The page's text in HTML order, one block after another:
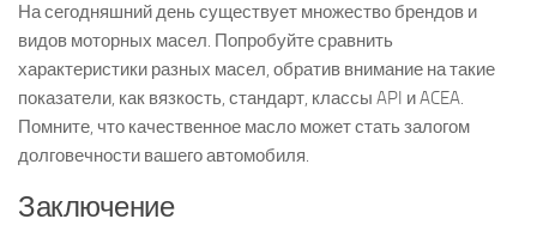
На сегодняшний день существует множество брендов и
видов моторных масел. Попробуйте сравнить
характеристики разных масел, обратив внимание на такие
показатели, как вязкость, стандарт, классы API и ACEA.
Помните, что качественное масло может стать залогом
долговечности вашего автомобиля.
Заключение